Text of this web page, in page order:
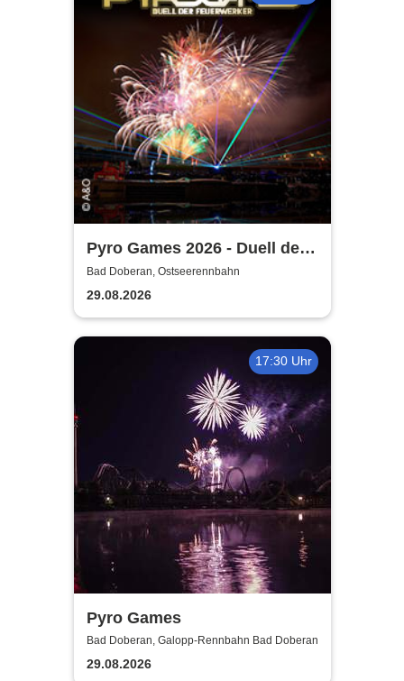
Pyro Games 2026 - Duell der
Feuerwerker
Bad Doberan, Ostseerennbahn
29.08.2026
17:30 Uhr
Pyro Games
Bad Doberan, Galopp-Rennbahn Bad Doberan
29.08.2026